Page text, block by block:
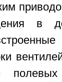
в
полевых